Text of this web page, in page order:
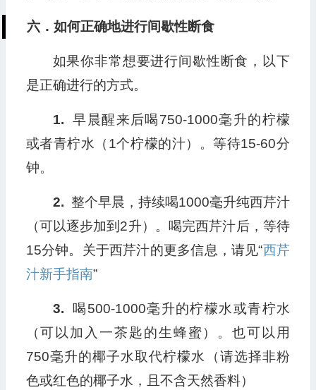
六．如何正确地进行间歇性断食
如果你非常想要进行间歇性断食，以下
是正确进行的方式。
1.早晨醒来后喝750-1000毫升的柠檬
或者青柠水（1个柠檬的汁）。等待15-60分
钟。
2. 整个早晨，持续喝1000毫升纯西芹汁
（可以逐步加到2升）。喝完西芹汁后，等待
15分钟。关于西芹汁的更多信息，请见“西芹
汁新手指南”
3. 喝500-1000毫升的柠檬水或青柠水
（可以加入一茶匙的生蜂蜜）。也可以用
750毫升的椰子水取代柠檬水（请选择非粉
色或红色的椰子水，且不含天然香料）